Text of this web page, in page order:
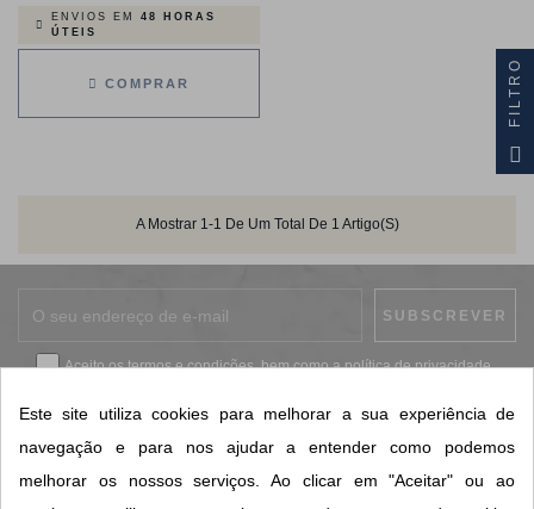
ENVIOS EM 48 HORAS
ÚTEIS
COMPRAR
A Mostrar 1-1 De Um Total De 1 Artigo(s)
Aceito ostermos e condições, bem como apolítica de privacidade.
CONTACTOS SORISA
Este site utiliza cookies para melhorar a sua experiência de
navegação e para nos ajudar a entender como podemos
melhorar os nossos serviços. Ao clicar em "Aceitar" ou ao
FILTRO